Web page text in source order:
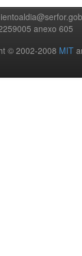
anexo 605
© 2002-2008 MIT